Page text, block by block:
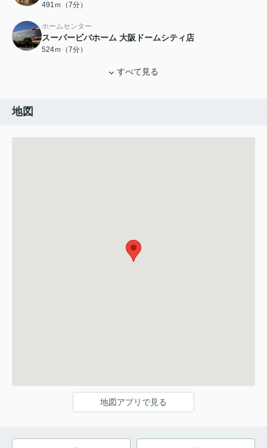
491ｍ（7分）
ホームセンター
スーパービバホーム 大阪ドームシティ店
524ｍ（7分）
すべて見る
地図
地図アプリで見る